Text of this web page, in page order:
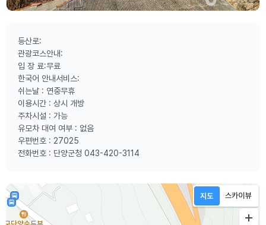
등산로:
관광코스안내:
입 장 료:무료
한국어 안내서비스:
쉬는날 : 연중무휴
이용시간 : 상시 개방
주차시설 : 가능
유모차 대여 여부 : 없음
우편번호 : 27025
전화번호 : 단양군청 043-420-3114